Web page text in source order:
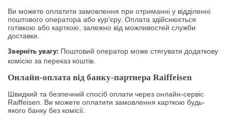
Ви можете оплатити замовлення при отриманні у відділенні
поштового оператора або кур'єру. Оплата здійснюється
готівкою або карткою, залежно від можливостей служби
доставки.
Зверніть увагу: Поштовий оператор може стягувати додаткову
комісію за переказ коштів.
Онлайн-оплата від банку-партнера Raiffeisen
Швидкий та безпечний спосіб оплати через онлайн-сервіс
Raiffeisen. Ви можете оплатити замовлення карткою будь-
якого банку без комісії.